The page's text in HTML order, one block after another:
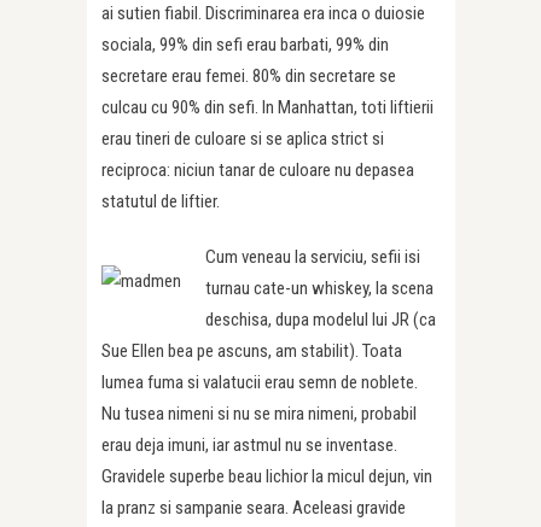
ai sutien fiabil. Discriminarea era inca o duiosie
sociala, 99% din sefi erau barbati, 99% din
secretare erau femei. 80% din secretare se
culcau cu 90% din sefi. In Manhattan, toti liftierii
erau tineri de culoare si se aplica strict si
reciproca: niciun tanar de culoare nu depasea
statutul de liftier.
Cum veneau la serviciu, sefii isi
turnau cate-un whiskey, la scena
deschisa, dupa modelul lui JR (ca
Sue Ellen bea pe ascuns, am stabilit). Toata
lumea fuma si valatucii erau semn de noblete.
Nu tusea nimeni si nu se mira nimeni, probabil
erau deja imuni, iar astmul nu se inventase.
Gravidele superbe beau lichior la micul dejun, vin
la pranz si sampanie seara. Aceleasi gravide